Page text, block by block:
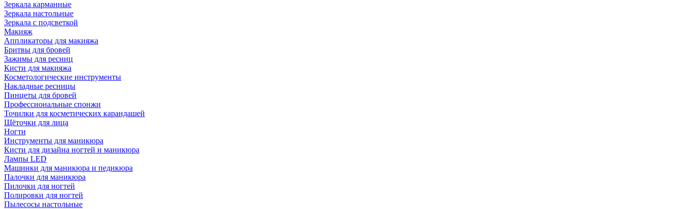
Зеркала карманные
Зеркала настольные
Зеркала с подсветкой
Макияж
Аппликаторы для макияжа
Бритвы для бровей
Зажимы для ресниц
Кисти для макияжа
Косметологические инструменты
Накладные ресницы
Пинцеты для бровей
Профессиональные спонжи
Точилки для косметических карандашей
Щёточки для лица
Ногти
Инструменты для маникюра
Кисти для дизайна ногтей и маникюра
Лампы LED
Машинки для маникюра и педикюра
Палочки для маникюра
Пилочки для ногтей
Полировки для ногтей
Пылесосы настольные